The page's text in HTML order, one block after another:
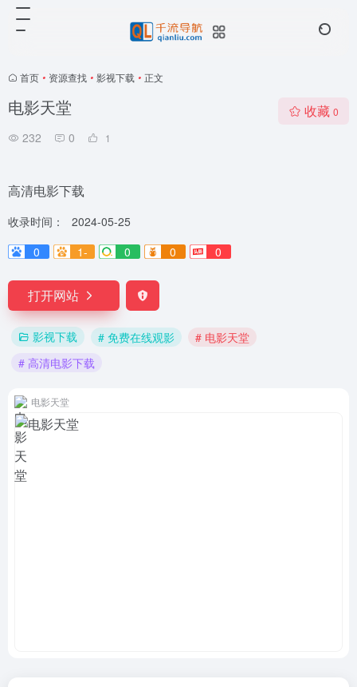
首页 • 资源查找 • 影视下载 • 正文
电影天堂
232 0 1
收藏 0
高清电影下载
收录时间：
2024-05-25
0
1- 0 0 0
打开网站
影视下载 # 免费在线观影
# 电影天堂
# 高清电影下载
电影天堂